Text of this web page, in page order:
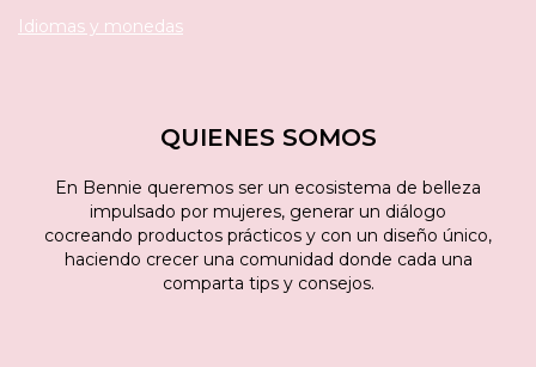
Idiomas y monedas
QUIENES SOMOS
En Bennie queremos ser un ecosistema de belleza
impulsado por mujeres, generar un diálogo
cocreando productos prácticos y con un diseño único,
haciendo crecer una comunidad donde cada una
comparta tips y consejos.